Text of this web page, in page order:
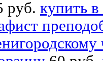
руб. купить